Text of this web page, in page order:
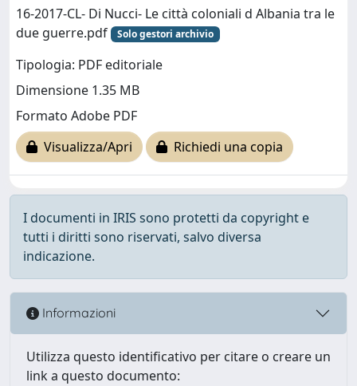
16-2017-CL- Di Nucci- Le città coloniali d Albania tra le
due guerre.pdf
Solo gestori archivio
Tipologia: PDF editoriale
Dimensione 1.35 MB
Formato Adobe PDF
Visualizza/Apri
Richiedi una copia
I documenti in IRIS sono protetti da copyright e
tutti i diritti sono riservati, salvo diversa
indicazione.
Informazioni
Utilizza questo identificativo per citare o creare un
link a questo documento: